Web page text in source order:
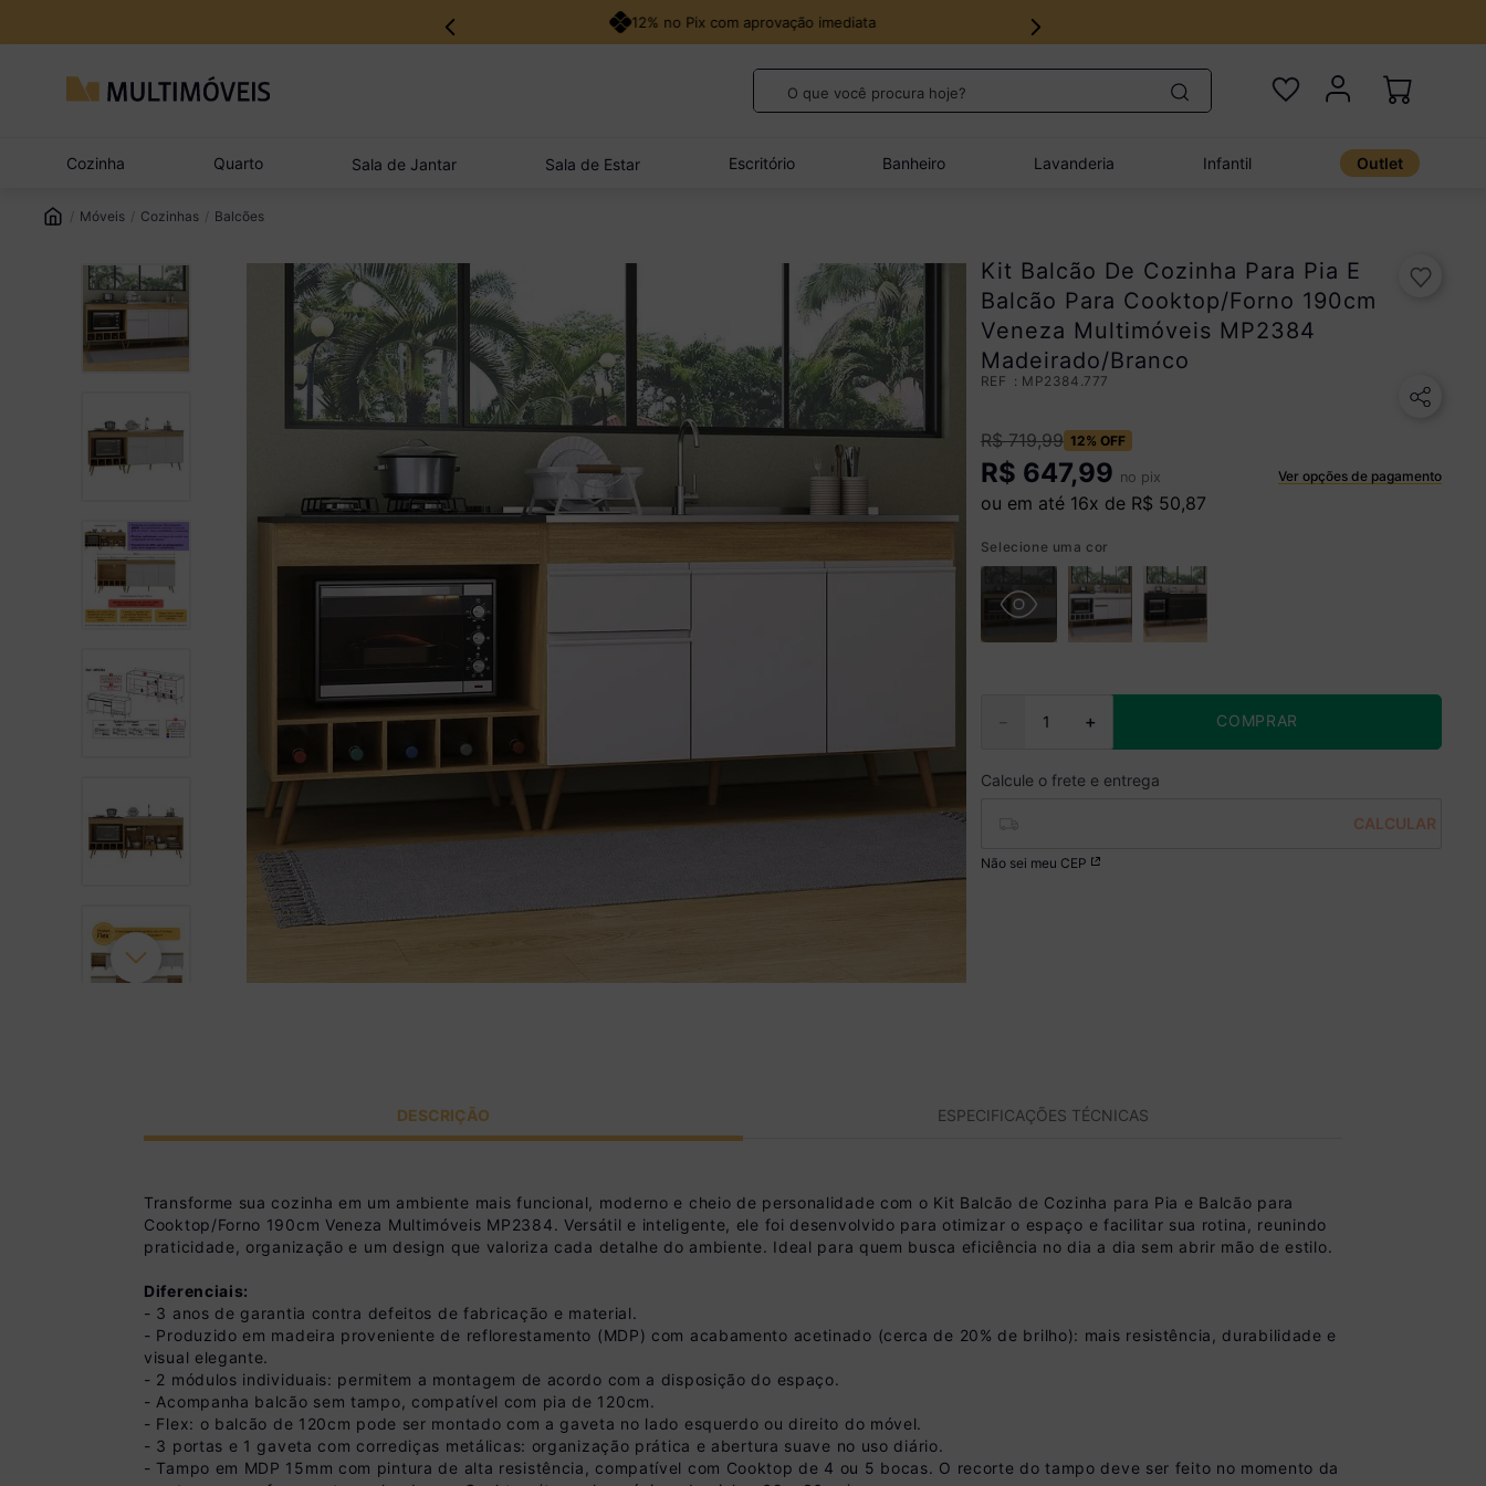
12% no Pix com aprovação imediata
O que você procura hoje?
Cozinha Quarto Sala de Jantar Sala de Estar Escritório Banheiro Lavanderia Infantil Outlet
Móveis Cozinhas Balcões
Kit Balcão De Cozinha Para Pia E
Balcão Para Cooktop/Forno 190cm
Veneza Multimóveis MP2384
Madeirado/Branco
: MP2384.777
R$ 719,99 12% OFF
R$ 647,99 no pix Ver opções de pagamento
ou em até 16x de R$ 50,87
Selecione uma cor
＋
－ COMPRAR
Não sei meu CEP
DESCRIÇÃO ESPECIFICAÇÕES TÉCNICAS
Transforme sua cozinha em um ambiente mais funcional, moderno e cheio de personalidade com o Kit Balcão de Cozinha para Pia e Balcão para
Cooktop/Forno 190cm Veneza Multimóveis MP2384. Versátil e inteligente, ele foi desenvolvido para otimizar o espaço e facilitar sua rotina, reunindo
praticidade, organização e um design que valoriza cada detalhe do ambiente. Ideal para quem busca eficiência no dia a dia sem abrir mão de estilo.
Diferenciais:
- 3 anos de garantia contra defeitos de fabricação e material.
- Produzido em madeira proveniente de reflorestamento (MDP) com acabamento acetinado (cerca de 20% de brilho): mais resistência, durabilidade e
visual elegante.
- 2 módulos individuais: permitem a montagem de acordo com a disposição do espaço.
- Acompanha balcão sem tampo, compatível com pia de 120cm.
- Flex: o balcão de 120cm pode ser montado com a gaveta no lado esquerdo ou direito do móvel.
- 3 portas e 1 gaveta com corrediças metálicas: organização prática e abertura suave no uso diário.
- Tampo em MDP 15mm com pintura de alta resistência, compatível com Cooktop de 4 ou 5 bocas. O recorte do tampo deve ser feito no momento da
4º
5º quarto bebê completo